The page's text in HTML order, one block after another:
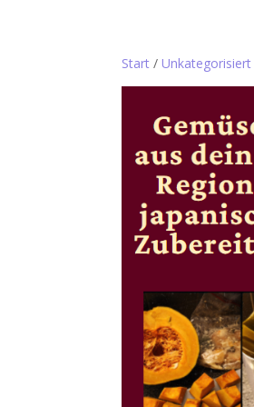
Start / Unkategorisiert